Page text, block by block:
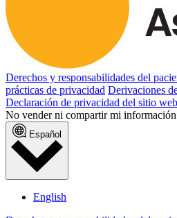
Derechos y responsabilidades del
prácticas de privacidad Derivaciones
Declaración de privacidad del sitio web
No vender ni compartir mi información
Español
English